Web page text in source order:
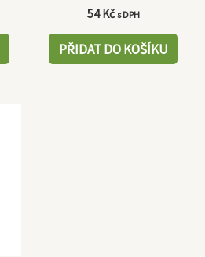
54Kč s DPH
PŘIDAT DO KOŠÍKU